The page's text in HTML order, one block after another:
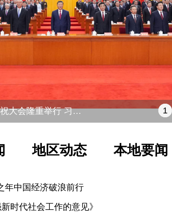
新疆维吾尔自治区成立70周年庆祝大会隆重举行 习近平出席大会... 1
地区动态 本地要闻
年中国经济破浪前行
时代社会工作的意见》